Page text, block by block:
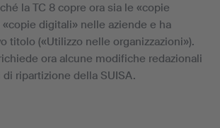
la TC 8 copre ora sia le «copie
digitali» nelle aziende e ha
titolo («Utilizzo nelle organizzazioni»).
ora alcune modifiche redazionali
ripartizione della SUISA.